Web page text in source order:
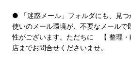
● 「迷惑メール」フォルダにも、見つ
使いのメール環境が、不要なメール
性がございます。ただちに 【 整理
店までお問合せくださいませ。